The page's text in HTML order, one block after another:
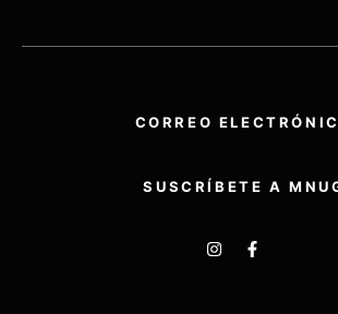
CORREO
SUSCRÍBETE A